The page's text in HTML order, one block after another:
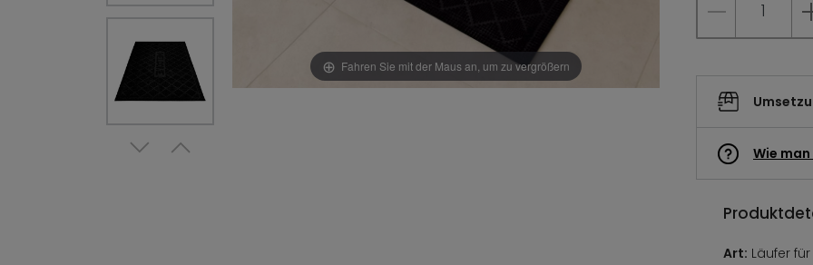
Fahren Sie mit der Maus an, um zu vergrößern
Wie
Art: Läufer